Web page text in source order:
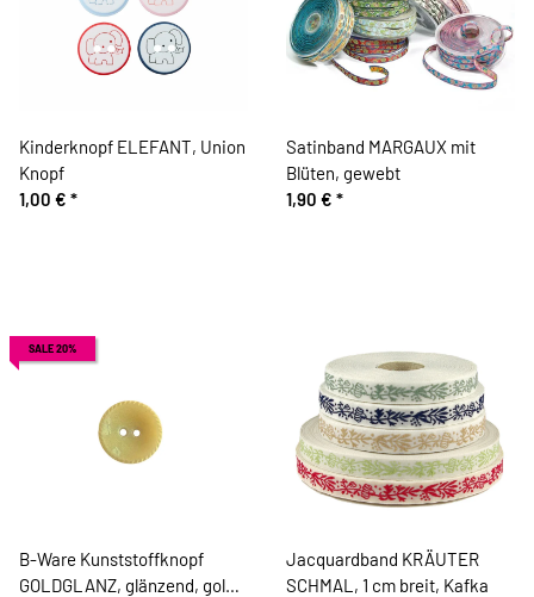
Kinderknopf ELEFANT, Union
Knopf
1,00 € *
Satinband MARGAUX mit
Blüten, gewebt
1,90 € *
SALE 20%
B-Ware Kunststoffknopf
GOLDGLANZ, glänzend, gold,
Jacquardband KRÄUTER
SCHMAL, 1 cm breit, Kafka